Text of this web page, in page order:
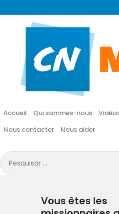
Accueil Qui sommes-nous
Nous contacter
Nous aider
Pesquisar
por:
CN
Une vie nouvelle
Boutique
Nous
Vous êtes les